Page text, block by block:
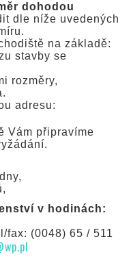
dohodou
dle níže uvedených
na základě:
stavby se
rozměry,
adresu:
Vám připravíme
v hodinách:
fax: (0048) 65 / 511